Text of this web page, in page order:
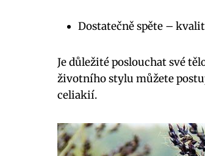
Dostatečně spěte –
Je důležité poslouchat své
životního stylu můžete
celiakií.